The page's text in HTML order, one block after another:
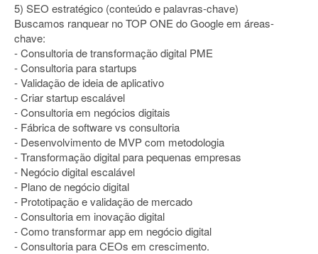
5) SEO estratégico (conteúdo e palavras-chave)
Buscamos ranquear no TOP ONE do Google em áreas-
chave:
- Consultoria de transformação digital PME
- Consultoria para startups
- Validação de ideia de aplicativo
- Criar startup escalável
- Consultoria em negócios digitais
- Fábrica de software vs consultoria
- Desenvolvimento de MVP com metodologia
- Transformação digital para pequenas empresas
- Negócio digital escalável
- Plano de negócio digital
- Prototipação e validação de mercado
- Consultoria em inovação digital
- Como transformar app em negócio digital
- Consultoria para CEOs em crescimento.